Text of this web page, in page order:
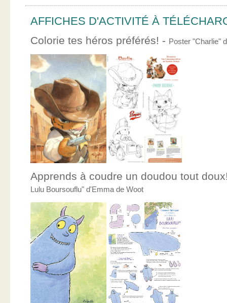
AFFICHES D'ACTIVITÉ À
Colorie tes héros préférés! - Poster "Charlie"
Apprends à coudre un doudou tout
Lulu Boursouflu" d'Emma de Woot